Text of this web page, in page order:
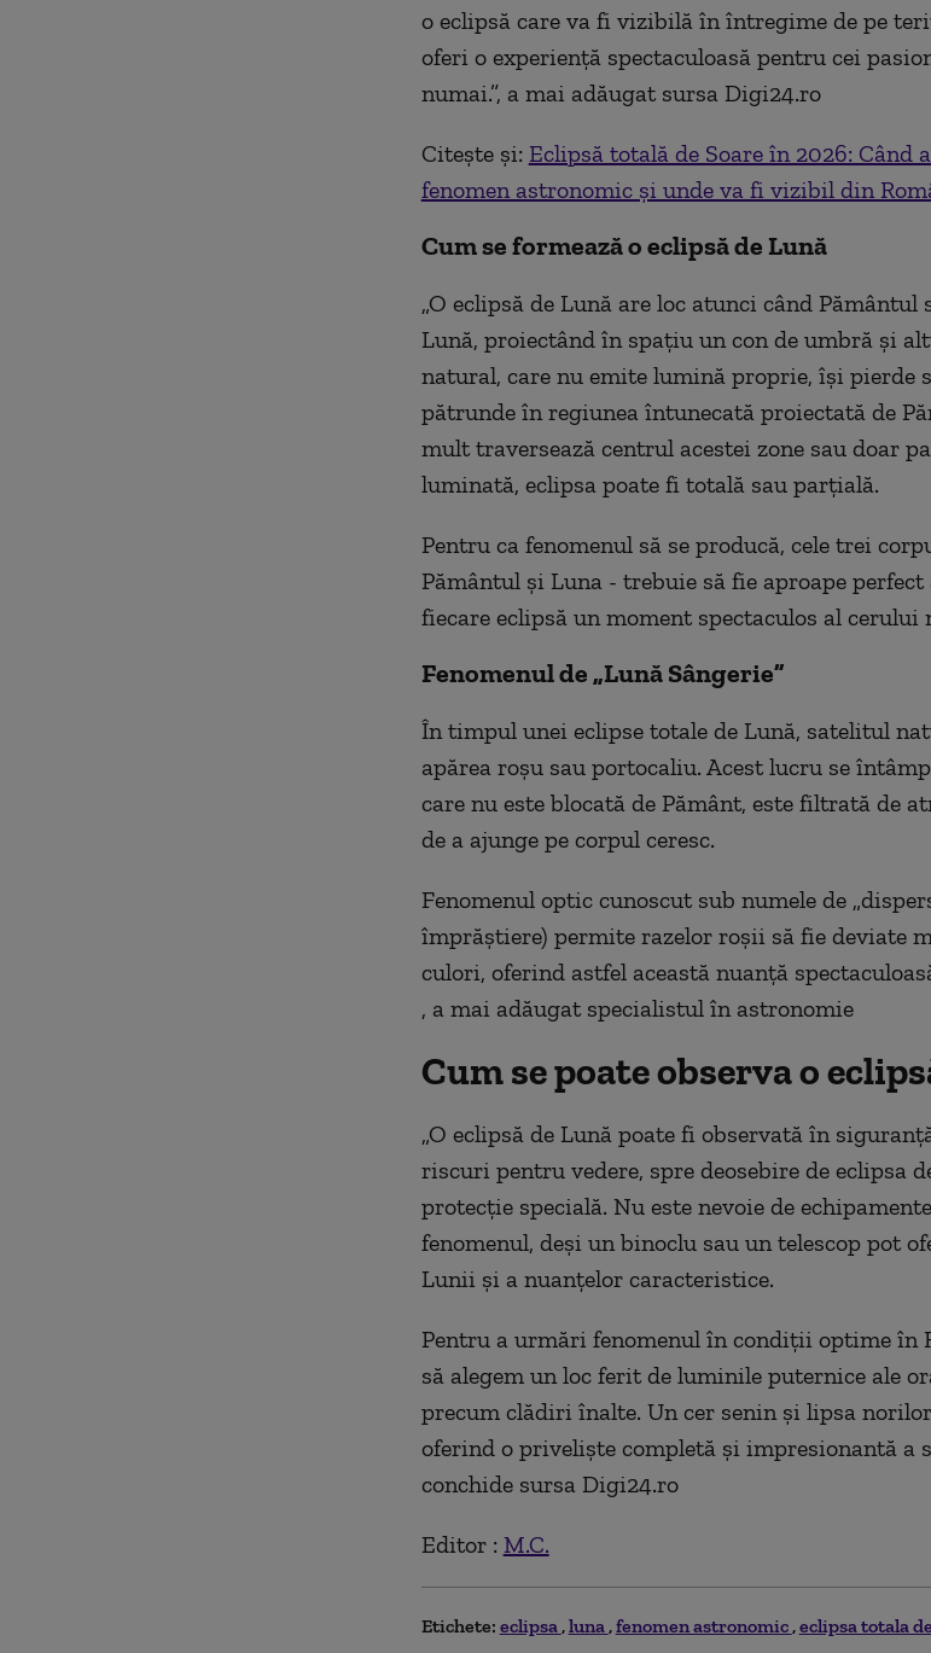
o eclipsă care va fi vizibilă în întregime de pe
oferi o experiență spectaculoasă pentru cei
numai.”, a mai adăugat sursa Digi24.ro
Citește și: Eclipsă totală de Soare în 2026: Când
fenomen astronomic și unde va fi vizibil din
Cum se formează o eclipsă de Lună
„O eclipsă de Lună are loc atunci când
Lună, proiectând în spațiu un con de umbră și
natural, care nu emite lumină proprie, își pierde
pătrunde în regiunea întunecată proiectată de
mult traversează centrul acestei zone sau doar
luminată, eclipsa poate fi totală sau parțială.
Pentru ca fenomenul să se producă, cele trei
Pământul și Luna - trebuie să fie aproape perfect
fiecare eclipsă un moment spectaculos al cerului
Fenomenul de „Lună Sângerie”
În timpul unei eclipse totale de Lună, satelitul
apărea roșu sau portocaliu. Acest lucru se
care nu este blocată de Pământ, este filtrată de
de a ajunge pe corpul ceresc.
Fenomenul optic cunoscut sub numele de
împrăștiere) permite razelor roșii să fie deviate
culori, oferind astfel această nuanță
, a mai adăugat specialistul în astronomie
Cum se poate observa o
„O eclipsă de Lună poate fi observată în
riscuri pentru vedere, spre deosebire de eclipsa
protecție specială. Nu este nevoie de
fenomenul, deși un binoclu sau un telescop pot
Lunii și a nuanțelor caracteristice.
Pentru a urmări fenomenul în condiții optime în
să alegem un loc ferit de luminile puternice ale
precum clădiri înalte. Un cer senin și lipsa
oferind o priveliște completă și impresionantă a
conchide sursa Digi24.ro
Editor : M.C.
Etichete: eclipsa luna fenomen astronomic eclipsa totala